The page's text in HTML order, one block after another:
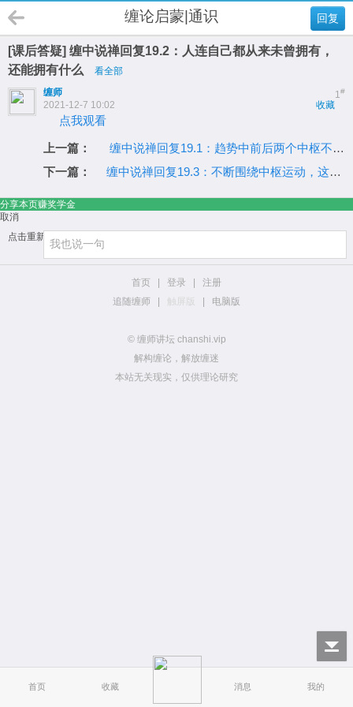
首页 收藏 消息 我的
回复
缠论启蒙|通识
[课后答疑] 缠中说禅回复19.2：人连自己都从来未曾拥有，
还能拥有什么
看全部
1#
缠师
收藏
2021-12-7 10:02
点我观看
上一篇：
缠中说禅回复19.1：趋势中前后两个中枢不能有重叠
下一篇：
缠中说禅回复19.3：不断围绕中枢运动，这叫盘整的延伸
分享本页赚奖学金
取消
点击重新加载
首页 登录
注册
追随缠师
触屏版 电脑版
© 缠师讲坛 chanshi.vip
解构缠论，解放缠迷
本站无关现实，仅供理论研究